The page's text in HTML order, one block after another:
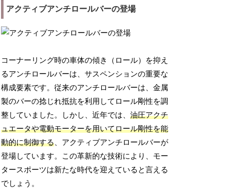
アクティブアンチロールバーの登場
コーナーリング時の車体の傾き（ロール）を抑え
るアンチロールバーは、サスペンションの重要な
構成要素です。従来のアンチロールバーは、金属
製のバーの捻じれ抵抗を利用してロール剛性を調
整していました。しかし、近年では、油圧アクチ
ュエータや電動モーターを用いてロール剛性を能
動的に制御する 、アクティブアンチロールバーが
登場しています。この革新的な技術により、モー
タースポーツは新たな時代を迎えていると言える
でしょう。